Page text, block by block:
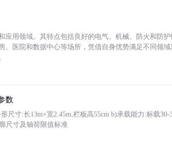
应用领域。其特点包括良好的电气、机械、防火和防护
、医院和数据中心等场所，凭借自身优势满足不同领域
数
尺寸:长13m×宽2.45m,栏板高55cm b)承载能力:标载30-
尺寸及轴荷限值标准